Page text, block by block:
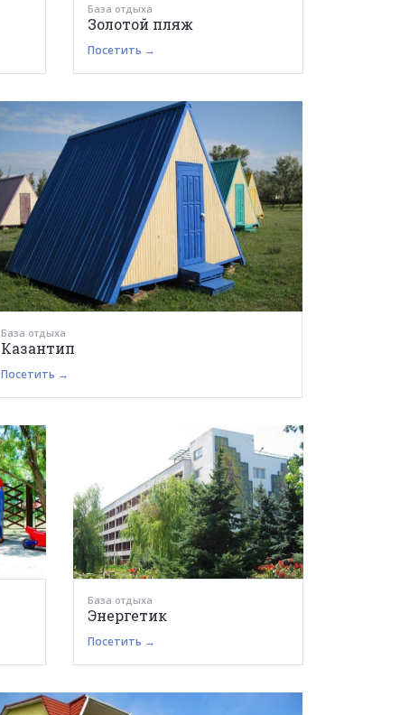
База отдыха
Золотой пляж
Посетить →
База отдыха
Казантип
Посетить →
База отдыха
Энергетик
Посетить →